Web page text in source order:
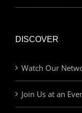
DISCOVER
Watch Our
Join Us at an